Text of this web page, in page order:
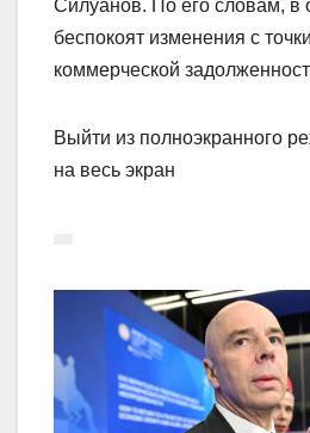
Силуанов. По его словам,
беспокоят изменения с
коммерческой
Выйти из полноэкранного
на весь экран